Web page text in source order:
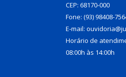
CEP: 68170-000
Fone: (93) 98408-
E-mail:
Horário de
08:00h às 14:00h